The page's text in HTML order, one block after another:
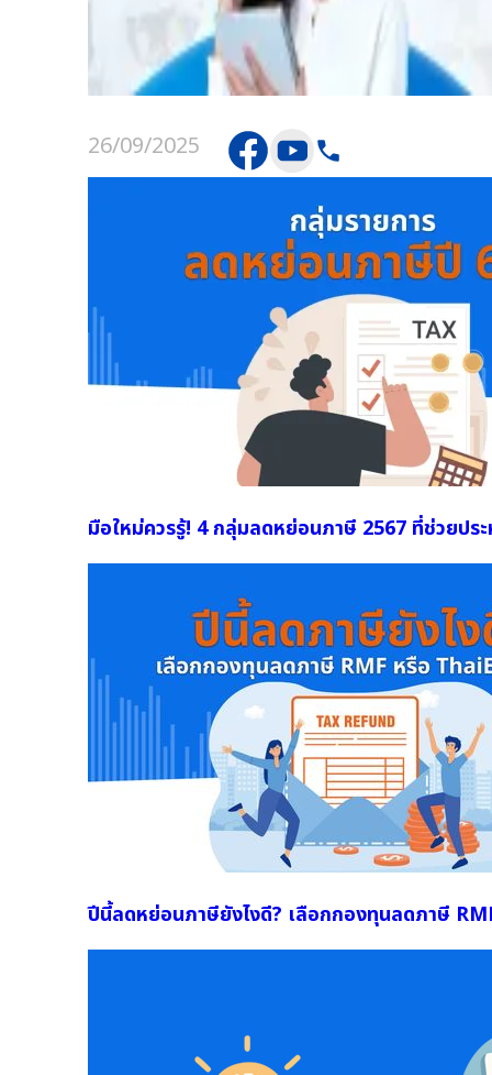
26/09/2025
มือใหม่ควรรู้! 4 กลุ่มลดหย่อนภาษี 2567 ที่ช่วยประ
ปีนี้ลดหย่อนภาษียังไงดี? เลือกกองทุนลดภาษี